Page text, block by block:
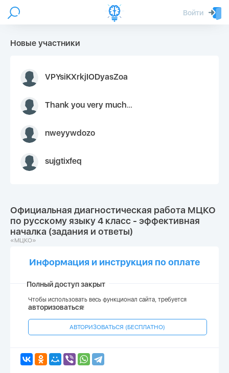
Войти
Новые участники
VPYsiKXrkjIODyasZoa
Thank you very much for your inquiry We appreciate you 9126052 https://youtube.com faceapple !
nweyywdozo
sujgtixfeq
Официальная диагностическая работа МЦКО
по русскому языку 4 класс - эффективная
началка (задания и ответы)
«МЦКО»
Информация и инструкция по оплате
Полный доступ закрыт
Чтобы использовать весь функционал сайта, требуется
авторизоваться!
АВТОРИЗОВАТЬСЯ (БЕСПЛАТНО)